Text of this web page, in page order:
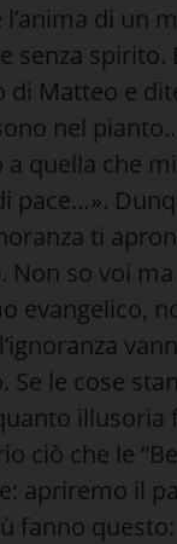
di un
spirito.
di Matteo e
nel
quella che
pace…».
ti
so voi
evangelico,
Se le cose
ciò che le
apriremo il
fanno